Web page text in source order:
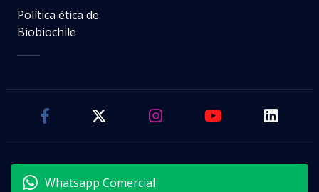
Política ética de
Biobiochile
Whatsapp Comercial